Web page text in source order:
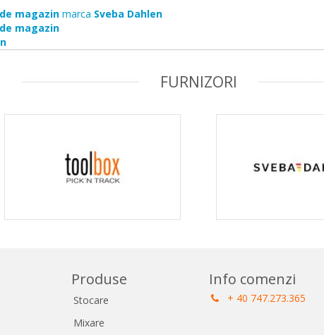
magazin marca Sveba Dahlen
magazin
FURNIZORI
Produse
Stocare
Mixare
Info comenzi
+ 40 747.273.365